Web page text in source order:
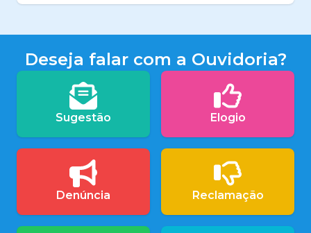
Deseja falar com a Ouvidoria?
Sugestão Elogio
Denúncia Reclamação